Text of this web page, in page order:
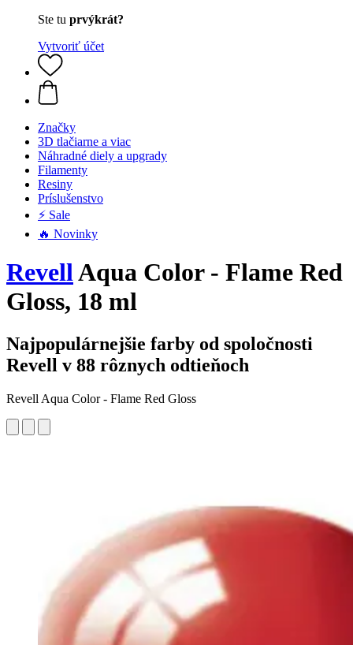
Ste tu prvýkrát?
Vytvoriť účet
Značky
3D tlačiarne a viac
Náhradné diely a upgrady
Filamenty
Resiny
Príslušenstvo
⚡ Sale
🔥 Novinky
RevellAqua Color - Flame Red
Gloss, 18 ml
Najpopulárnejšie farby od spoločnosti
Revell v 88 rôznych odtieňoch
Revell Aqua Color - Flame Red Gloss